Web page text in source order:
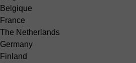
Belgique
France
The Netherlands
Germany
Finland